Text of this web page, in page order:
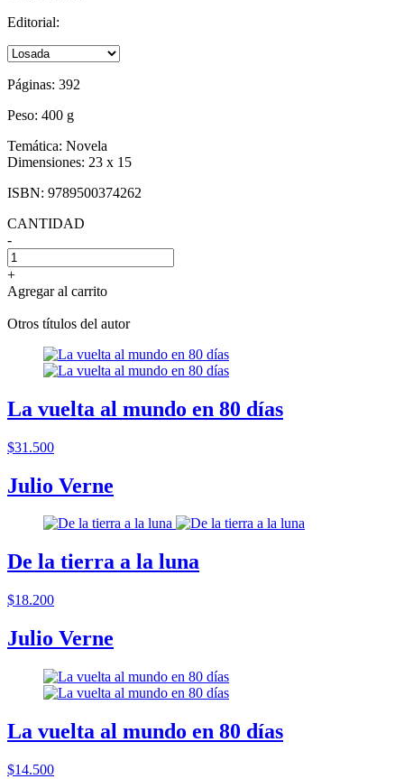
Editorial:
Páginas: 392
Peso: 400 g
Temática: Novela
Dimensiones: 23 x 15
ISBN: 9789500374262
CANTIDAD
-
+
Agregar al carrito
Otros títulos del autor
La vuelta al mundo en 80 días
$31.500
Julio Verne
De la tierra a la luna
$18.200
Julio Verne
La vuelta al mundo en 80 días
$14.500